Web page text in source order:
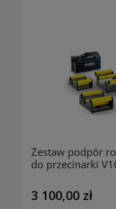
Zestaw podpór
do przecinarki
3 100,00 zł